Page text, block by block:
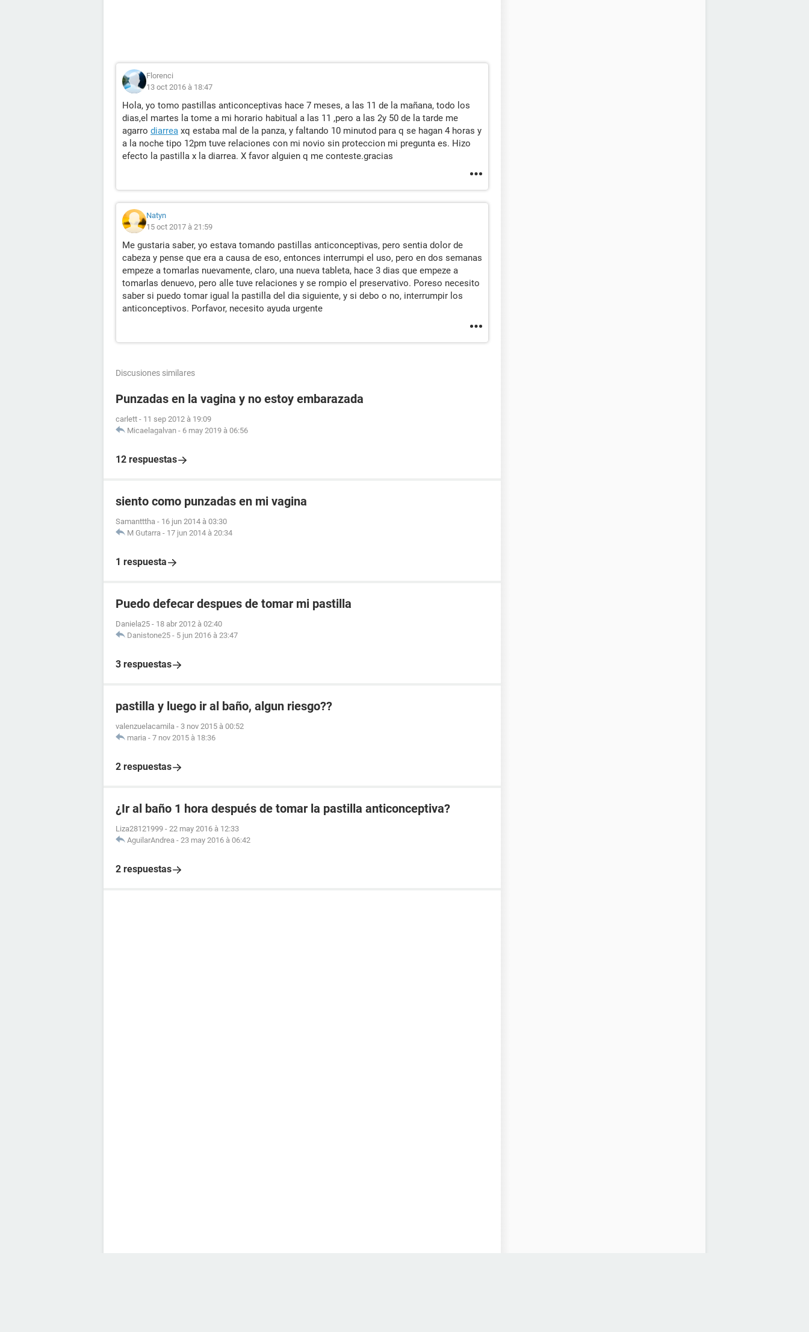
Florenci
13 oct 2016 à 18:47
Hola, yo tomo pastillas anticonceptivas hace 7 meses, a las 11 de la mañana, todo los
dias,el martes la tome a mi horario habitual a las 11 ,pero a las 2y 50 de la tarde me
agarro diarrea xq estaba mal de la panza, y faltando 10 minutod para q se hagan 4 horas y
a la noche tipo 12pm tuve relaciones con mi novio sin proteccion mi pregunta es. Hizo
efecto la pastilla x la diarrea. X favor alguien q me conteste.gracias
Natyn
15 oct 2017 à 21:59
Me gustaria saber, yo estava tomando pastillas anticonceptivas, pero sentia dolor de
cabeza y pense que era a causa de eso, entonces interrumpi el uso, pero en dos semanas
empeze a tomarlas nuevamente, claro, una nueva tableta, hace 3 dias que empeze a
tomarlas denuevo, pero alle tuve relaciones y se rompio el preservativo. Poreso necesito
saber si puedo tomar igual la pastilla del dia siguiente, y si debo o no, interrumpir los
anticonceptivos. Porfavor, necesito ayuda urgente
Discusiones similares
Punzadas en la vagina y no estoy embarazada
carlett - 11 sep 2012 à 19:09
Micaelagalvan - 6 may 2019 à 06:56
12 respuestas
siento como punzadas en mi vagina
Samantttha - 16 jun 2014 à 03:30
M Gutarra - 17 jun 2014 à 20:34
1 respuesta
Puedo defecar despues de tomar mi pastilla
Daniela25 - 18 abr 2012 à 02:40
Danistone25 - 5 jun 2016 à 23:47
3 respuestas
pastilla y luego ir al baño, algun riesgo??
valenzuelacamila - 3 nov 2015 à 00:52
maria - 7 nov 2015 à 18:36
2 respuestas
¿Ir al baño 1 hora después de tomar la pastilla anticonceptiva?
Liza28121999 - 22 may 2016 à 12:33
AguilarAndrea - 23 may 2016 à 06:42
2 respuestas